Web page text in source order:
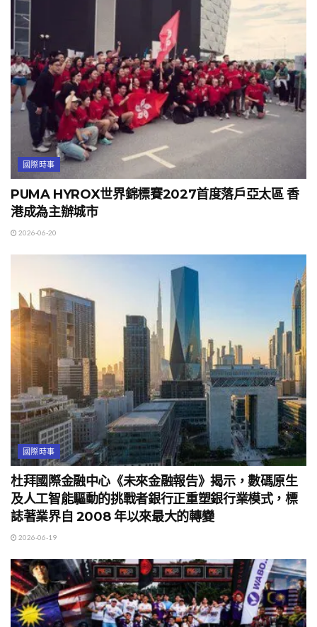
國際時事
PUMA HYROX世界錦標賽2027首度落戶亞太區 香
港成為主辦城市
2026-06-20
國際時事
杜拜國際金融中心《未來金融報告》揭示，數碼原生
及人工智能驅動的挑戰者銀行正重塑銀行業模式，標
誌著業界自 2008 年以來最大的轉變
2026-06-19